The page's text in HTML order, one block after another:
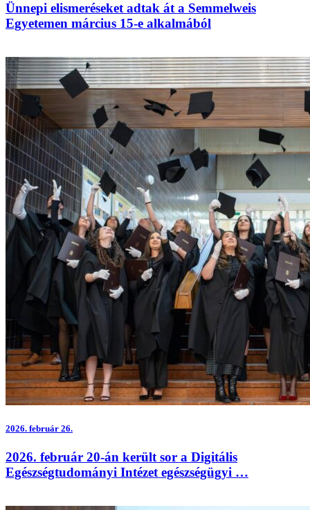
Ünnepi elismeréseket adtak át a Semmelweis
Egyetemen március 15-e alkalmából
2026. február 26.
2026. február 20-án került sor a Digitális
Egészségtudományi Intézet egészségügyi …